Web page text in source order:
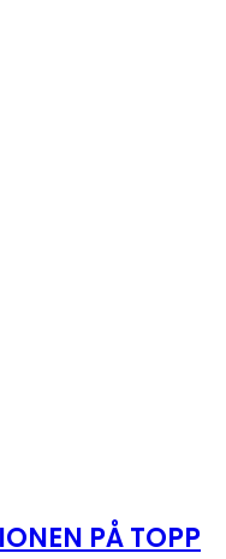
PÅ TOPP